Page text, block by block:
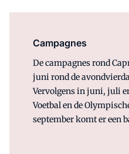
Campagnes
De campagnes rond
juni rond de
Vervolgens in juni, juli
Voetbal en de
september komt er een